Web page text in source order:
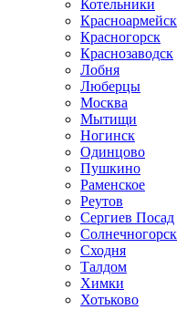
Котельники
Красноармейск
Красногорск
Краснозаводск
Лобня
Люберцы
Москва
Мытищи
Ногинск
Одинцово
Пушкино
Раменское
Реутов
Сергиев Посад
Солнечногорск
Сходня
Талдом
Химки
Хотьково